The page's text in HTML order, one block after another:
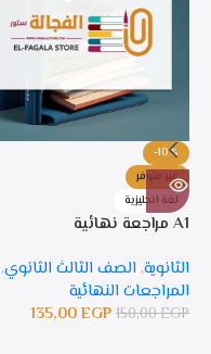
-10%
غير متوفر
لغة انجليزية
A1 مراجعة نهائية
الثانوية, الصف الثالث الثانوي,
المراجعات النهائية
150,00EGP
135,00EGP